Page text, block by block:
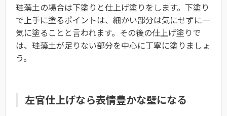
珪藻土の場合は下塗りと仕上げ塗りをします。下塗り
で上手に塗るポイントは、細かい部分は気にせずに一
気に塗ることと言われます。その後の仕上げ塗りで
は、珪藻土が足りない部分を中心に丁寧に塗りましょ
う。
左官仕上げなら表情豊かな壁になる